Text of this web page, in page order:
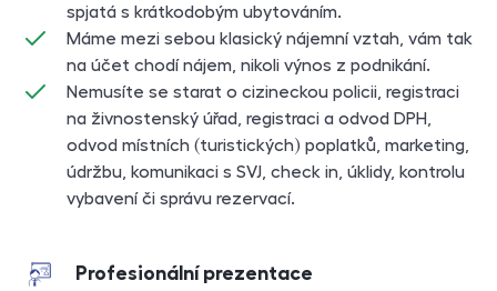
spjatá s krátkodobým ubytováním.
Máme mezi sebou klasický nájemní vztah, vám tak
na účet chodí nájem, nikoli výnos z podnikání.
Nemusíte se starat o cizineckou policii, registraci
na živnostenský úřad, registraci a odvod DPH,
odvod místních (turistických) poplatků, marketing,
údržbu, komunikaci s SVJ, check in, úklidy, kontrolu
vybavení či správu rezervací.
Profesionální prezentace